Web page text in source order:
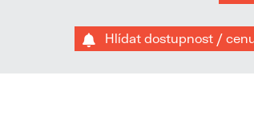
Hlídat dostupnost /